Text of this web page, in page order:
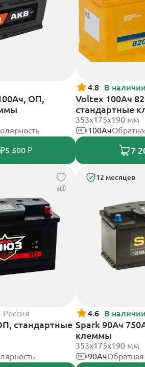
ОП,
5 500 ₽
4.8 В наличии
Voltex 100Ач
стандартные
353х175х190 мм
100Ач
7
Россия
стандартные
12 месяцев
4.6 В наличии
Spark 90Ач
клеммы
353х175х190 мм
90Ач